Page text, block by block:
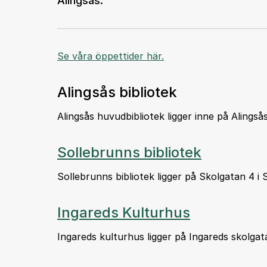
Se våra öppettider här.
Alingsås bibliotek
Alingsås huvudbibliotek ligger inne på
Sollebrunns bibliotek
Sollebrunns bibliotek ligger på Skolgatan 4 i
Ingareds Kulturhus
Ingareds kulturhus ligger på Ingareds